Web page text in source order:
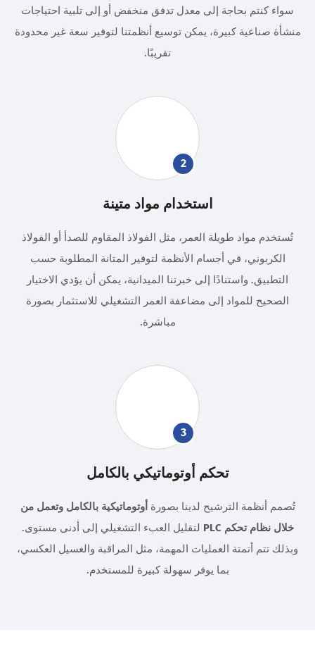
سواء كنتم بحاجة إلى معدل تدفق منخفض أو إلى تلبية احتياجات
منشأة صناعية كبيرة، يمكن توسيع أنظمتنا لتوفير سعة غير محدودة
تقريبًا.
2
استخدام مواد متينة
تُستخدم مواد طويلة العمر، مثل الفولاذ المقاوم للصدأ أو الفولاذ
الكربوني، في أجسام الأنظمة لتوفير المتانة المطلوبة حسب
التطبيق. واستنادًا إلى خبرتنا الميدانية، يمكن أن يؤدي الاختيار
الصحيح للمواد إلى مضاعفة العمر التشغيلي للاستثمار بصورة
مباشرة.
3
تحكم أوتوماتيكي بالكامل
تُصمم أنظمة الترشيح لدينا بصورة أوتوماتيكية بالكامل وتعمل من
خلال نظام تحكم PLC
لتقليل العبء التشغيلي إلى أدنى مستوى.
وبذلك تتم أتمتة العمليات المهمة، مثل المراقبة والغسيل العكسي،
بما يوفر سهولة كبيرة للمستخدم.